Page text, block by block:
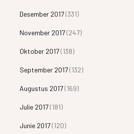
Desember 2017(331)
November 2017(247)
Oktober 2017(138)
September 2017(132)
Augustus 2017(169)
Julie 2017(181)
Junie 2017(120)